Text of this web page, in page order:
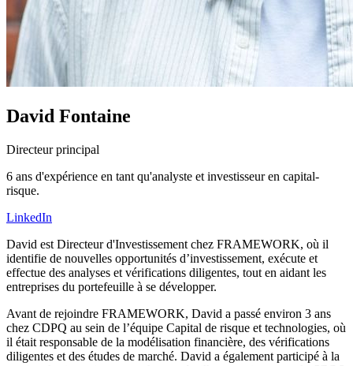
David Fontaine
Directeur principal
6 ans d'expérience en tant qu'analyste et investisseur en capital-
risque.
LinkedIn
David est Directeur d'Investissement chez FRAMEWORK, où il
identifie de nouvelles opportunités d’investissement, exécute et
effectue des analyses et vérifications diligentes, tout en aidant les
entreprises du portefeuille à se développer.
Avant de rejoindre FRAMEWORK, David a passé environ 3 ans
chez CDPQ au sein de l’équipe Capital de risque et technologies, où
il était responsable de la modélisation financière, des vérifications
diligentes et des études de marché. David a également participé à la